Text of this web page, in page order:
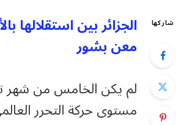
شاركها الجزائر بين استقلالها
معن بشور
مستوى حركة التحرر